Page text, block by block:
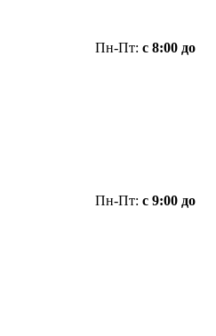
Пн-Пт: с 8:00 до
Пн-Пт: с 9:00 до